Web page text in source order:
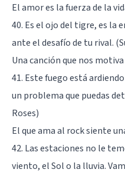
El amor es la fuerza de la
40. Es el ojo del tigre, es la
ante el desafío de tu rival.
Una canción que nos
41. Este fuego está
un problema que puedas
Roses)
El que ama al rock siente
42. Las estaciones no le
viento, el Sol o la lluvia.